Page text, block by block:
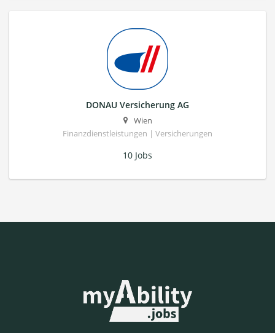
DONAU Versicherung AG
Wien
Finanzdienstleistungen | Versicherungen
10 Jobs